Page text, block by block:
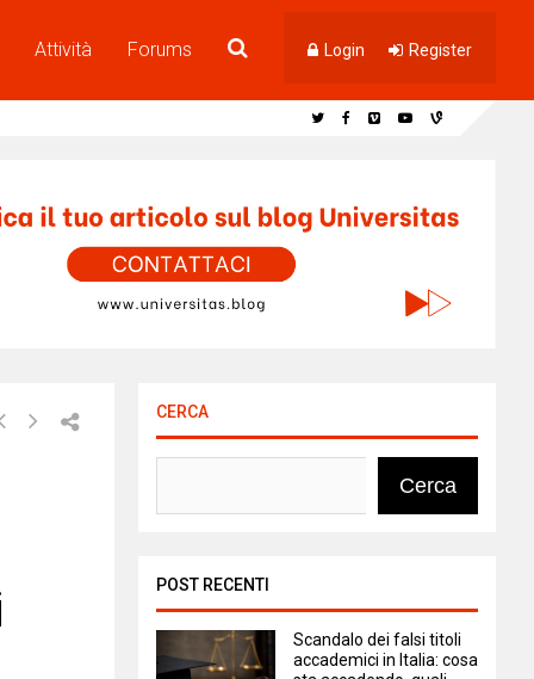
Attività Forums Login Register
CERCA
Cerca
POST RECENTI
Scandalo dei falsi titoli
accademici in Italia: cosa